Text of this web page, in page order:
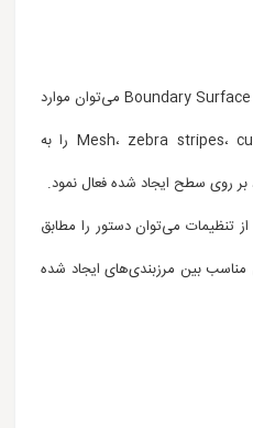
در بخش Display تنظیمات دستور Boundary Surface می‌توان موارد
متفاوتی چون: Mesh، zebra stripes، curvature combs را به
بر روی سطح ایجاد شده فعال نمود.
تنظیمات می‌توان دستور را مطابق
بین مرزبندی‌های ایجاد شده